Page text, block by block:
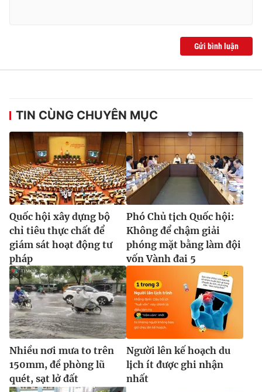
Gửi bình luận
TIN CÙNG CHUYÊN MỤC
Quốc hội xây dựng bộ
chỉ tiêu thực chất để
giám sát hoạt động tư
pháp
Phó Chủ tịch Quốc hội:
Không để chậm giải
phóng mặt bằng làm đội
vốn Vành đai 5
Nhiều nơi mưa to trên
150mm, đề phòng lũ
quét, sạt lở đất
Người lên kế hoạch du
lịch ít được ghi nhận
nhất